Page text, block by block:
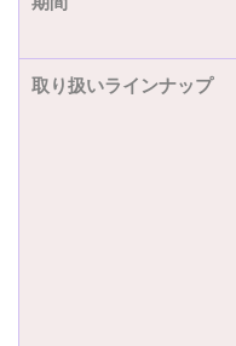
取り扱いラインナップ